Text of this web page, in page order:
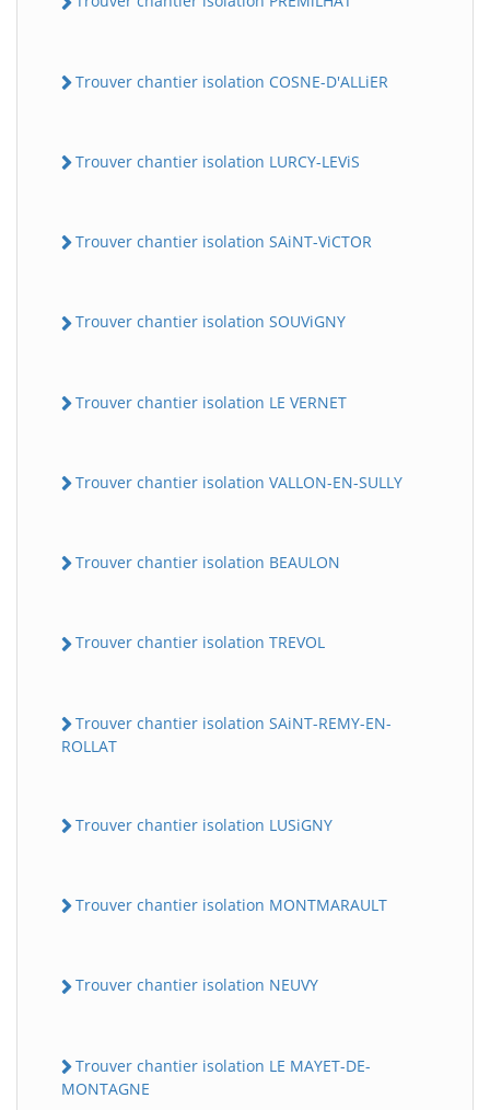
Trouver chantier isolation COSNE-D'ALLiER
Trouver chantier isolation LURCY-LEViS
Trouver chantier isolation SAiNT-ViCTOR
Trouver chantier isolation SOUViGNY
Trouver chantier isolation LE VERNET
Trouver chantier isolation VALLON-EN-SULLY
Trouver chantier isolation BEAULON
Trouver chantier isolation TREVOL
Trouver chantier isolation SAiNT-REMY-EN-
ROLLAT
Trouver chantier isolation LUSiGNY
Trouver chantier isolation MONTMARAULT
Trouver chantier isolation NEUVY
Trouver chantier isolation LE MAYET-DE-
MONTAGNE